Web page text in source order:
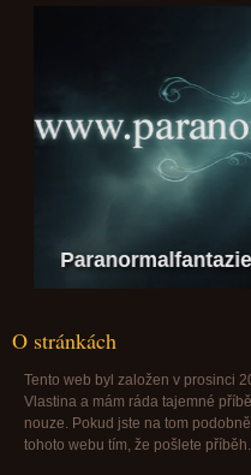
O stránkách
Tento web byl založen v prosinci
Vlastina a mám ráda tajemné
nouze. Pokud jste na tom
tohoto webu tím, že pošlete